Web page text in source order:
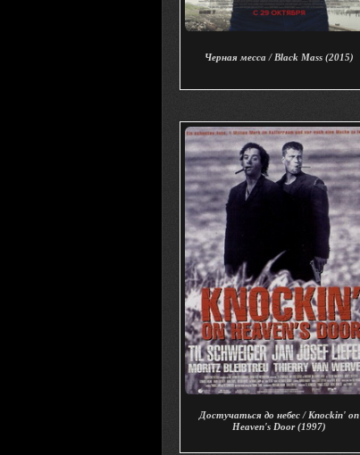
Черная месса / Black Mass (2015)
Достучаться до небес / Knockin' on
Heaven's Door (1997)